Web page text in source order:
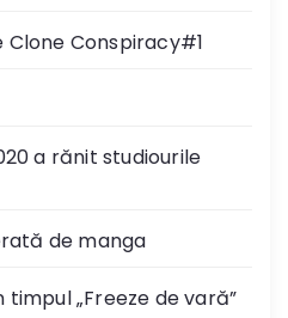
Clone Conspiracy#1
a rănit studiourile
de manga
„Freeze de vară”